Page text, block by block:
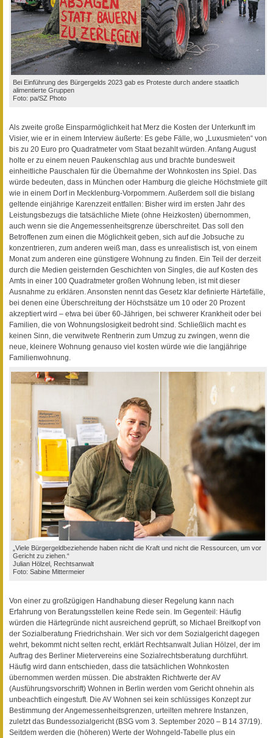
Bei Einführung des Bürgergelds 2023 gab es Proteste durch andere staatlich
alimentierte Gruppen
Foto: pa/SZ Photo
Als zweite große Einsparmöglichkeit hat Merz die Kosten der Unterkunft im
Visier, wie er in einem Interview äußerte: Es gebe Fälle, wo „Luxusmieten“ von
bis zu 20 Euro pro Quadratmeter vom Staat bezahlt würden. Anfang August
holte er zu einem neuen Paukenschlag aus und brachte bundesweit
einheitliche Pauschalen für die Übernahme der Wohnkosten ins Spiel. Das
würde bedeuten, dass in München oder Hamburg die gleiche Höchstmiete gilt
wie in einem Dorf in Mecklenburg-Vorpommern. Außerdem soll die bislang
geltende einjährige Karenzzeit entfallen: Bisher wird im ersten Jahr des
Leistungsbezugs die tatsächliche Miete (ohne Heizkosten) übernommen,
auch wenn sie die Angemessenheitsgrenze überschreitet. Das soll den
Betroffenen zum einen die Möglichkeit geben, sich auf die Jobsuche zu
konzentrieren, zum anderen weiß man, dass es unrealistisch ist, von einem
Monat zum anderen eine günstigere Wohnung zu finden. Ein Teil der derzeit
durch die Medien geisternden Geschichten von Singles, die auf Kosten des
Amts in einer 100 Quadratmeter großen Wohnung leben, ist mit dieser
Ausnahme zu erklären. Ansonsten nennt das Gesetz klar definierte Härtefälle,
bei denen eine Überschreitung der Höchstsätze um 10 oder 20 Prozent
akzeptiert wird – etwa bei über 60-Jährigen, bei schwerer Krankheit oder bei
Familien, die von Wohnungslosigkeit bedroht sind. Schließlich macht es
keinen Sinn, die verwitwete Rentnerin zum Umzug zu zwingen, wenn die
neue, kleinere Wohnung genauso viel kosten würde wie die langjährige
Familienwohnung.
„Viele Bürgergeldbeziehende haben nicht die Kraft und nicht die Ressourcen, um vor
Gericht zu ziehen.“
Julian Hölzel, Rechtsanwalt
Foto: Sabine Mittermeier
Von einer zu großzügigen Handhabung dieser Regelung kann nach
Erfahrung von Beratungsstellen keine Rede sein. Im Gegenteil: Häufig
würden die Härtegründe nicht ausreichend geprüft, so Michael Breitkopf von
der Sozialberatung Friedrichshain. Wer sich vor dem Sozialgericht dagegen
wehrt, bekommt nicht selten recht, erklärt Rechtsanwalt Julian Hölzel, der im
Auftrag des Berliner Mietervereins eine Sozialrechtsberatung durchführt.
Häufig wird dann entschieden, dass die tatsächlichen Wohnkosten
übernommen werden müssen. Die abstrakten Richtwerte der AV
(Ausführungsvorschrift) Wohnen in Berlin werden vom Gericht ohnehin als
unbeachtlich eingestuft. Die AV Wohnen sei kein schlüssiges Konzept zur
Bestimmung der Angemessenheitsgrenzen, urteilten mehrere Instanzen,
zuletzt das Bundessozialgericht (BSG vom 3. September 2020 – B 14 37/19).
Seitdem werden die (höheren) Werte der Wohngeld-Tabelle plus ein